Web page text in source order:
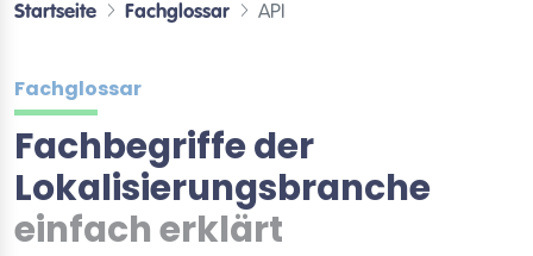
Startseite Fachglossar API
Fachglossar
Fachbegriffe der
Lokalisierungsbranche
einfach erklärt